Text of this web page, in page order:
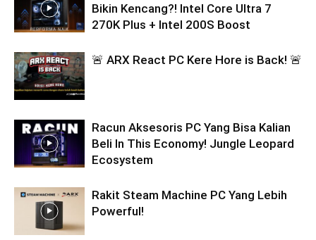
Bikin Kencang?! Intel Core Ultra 7
270K Plus + Intel 200S Boost
🚨 ARX React PC Kere Hore is Back! 🚨
Racun Aksesoris PC Yang Bisa Kalian
Beli In This Economy! Jungle Leopard
Ecosystem
Rakit Steam Machine PC Yang Lebih
Powerful!